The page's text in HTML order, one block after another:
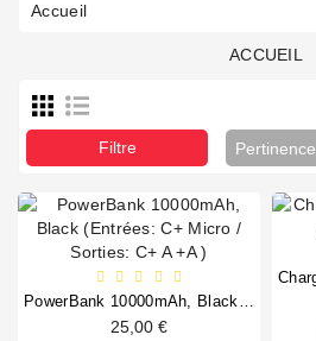
Accueil
ACCUEIL
Filtre Pertinence
PowerBank 10000mAh, Black (Entrées: C+ Micro / Sorties: C+ A +A )
25,00 €